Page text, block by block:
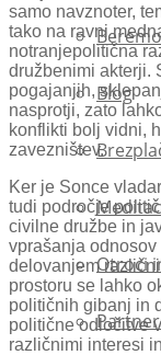
Beremo
Blog
Otroci
samo navznoter,
tako na ravni
notranjepolitična
družbenimi akterji.
pogajanjih,
nasprotji, zato
konflikti bolj vidni,
zavezništev.
Ker je Sonce
tudi področje
civilne družbe in
vprašanja
delovanjem
prostoru se lahko
političnih gibanj in
politične odločitve
različnimi interesi